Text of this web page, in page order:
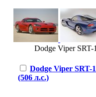
Dodge Viper
Dodge Viper SRT-
(506 л.с.)